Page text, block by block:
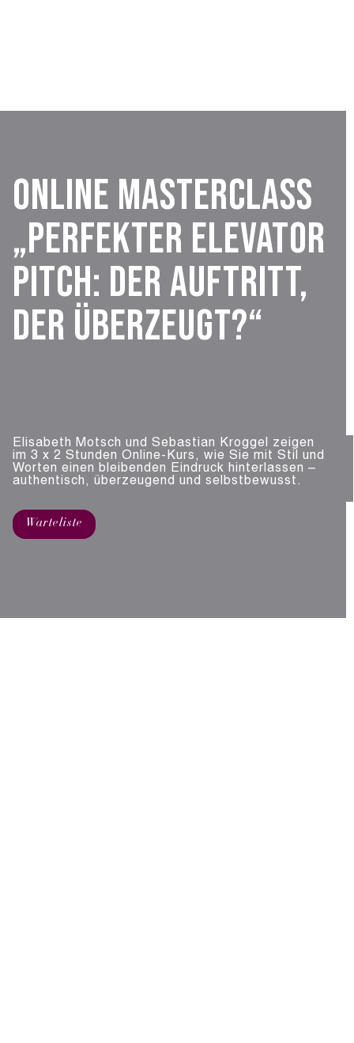
Online Masterclass
„Perfekter Elevator
Pitch: Der Auftritt,
der überzeugt?“
Elisabeth Motsch und Sebastian Kroggel zeigen
im 3 x 2 Stunden Online-Kurs, wie Sie mit Stil und
Worten einen bleibenden Eindruck hinterlassen –
authentisch, überzeugend und selbstbewusst.
Warteliste